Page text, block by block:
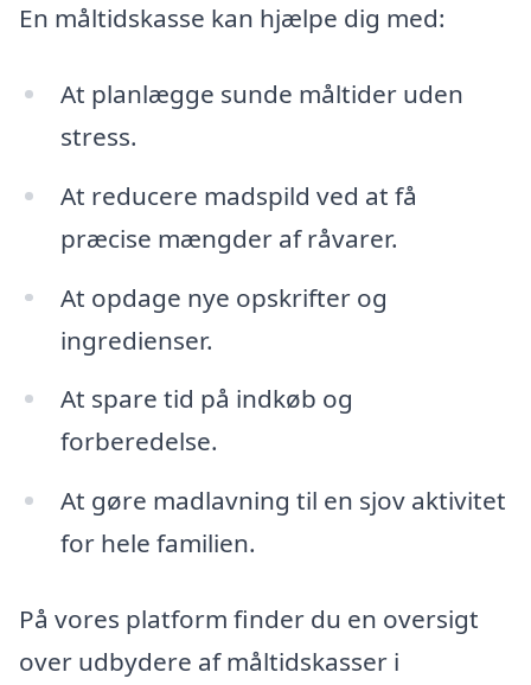
En måltidskasse kan hjælpe dig med:
At planlægge sunde måltider uden
stress.
At reducere madspild ved at få
præcise mængder af råvarer.
At opdage nye opskrifter og
ingredienser.
At spare tid på indkøb og
forberedelse.
At gøre madlavning til en sjov aktivitet
for hele familien.
På vores platform finder du en oversigt
over udbydere af måltidskasser i